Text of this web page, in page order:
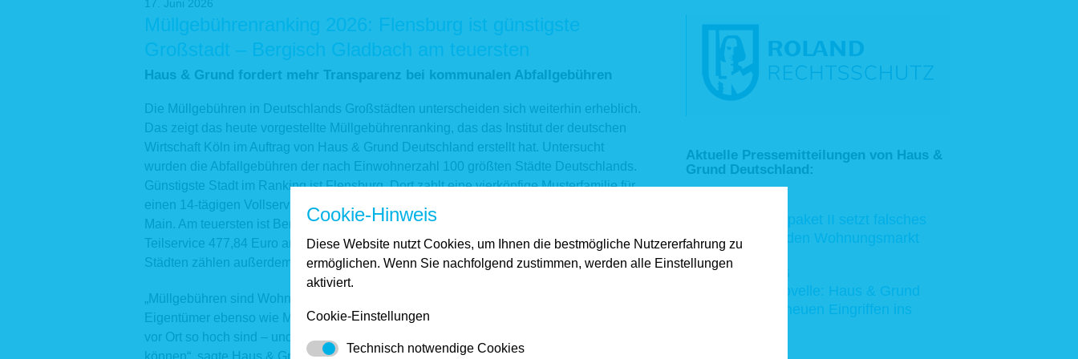
17. Juni 2026
Müllgebührenranking 2026: Flensburg ist günstigste
Großstadt – Bergisch Gladbach am teuersten
Haus & Grund fordert mehr Transparenz bei kommunalen Abfallgebühren
Die Müllgebühren in Deutschlands Großstädten unterscheiden sich weiterhin erheblich.
Das zeigt das heute vorgestellte Müllgebührenranking, das das Institut der deutschen
Wirtschaft Köln im Auftrag von Haus & Grund Deutschland erstellt hat. Untersucht
wurden die Abfallgebühren der nach Einwohnerzahl 100 größten Städte Deutschlands.
Günstigste Stadt im Ranking ist Flensburg. Dort zahlt eine vierköpfige Musterfamilie für
einen 14-tägigen Vollservice 162,60 Euro im Jahr. Es folgen Nürnberg und Frankfurt am
Main. Am teuersten ist Bergisch Gladbach: Dort fallen für denselben Musterhaushalt im
Teilservice 477,84 Euro an – fast dreimal so viel wie in Flensburg. Zu den teuersten
Städten zählen außerdem Lünen und Leverkusen.
„Müllgebühren sind Wohnkosten. Wenn kommunale Abgaben steigen, trifft das
Eigentümer ebenso wie Mieter. Die Kommunen müssen erklären, warum die Gebühren
vor Ort so hoch sind – und wo sie besser, effizienter und bürgerfreundlicher werden
Aktuelle Pressemitteilungen von Haus &
Grund Deutschland:
Mietrechtspaket II setzt falsches
Signal für den Wohnungsmarkt
BauGB-Novelle: Haus & Grund
warnt vor neuen Eingriffen ins
Cookie-Hinweis
Diese Website nutzt Cookies, um Ihnen die bestmögliche Nutzererfahrung zu
ermöglichen. Wenn Sie nachfolgend zustimmen, werden alle Einstellungen
aktiviert.
Cookie-Einstellungen
Technisch notwendige Cookies